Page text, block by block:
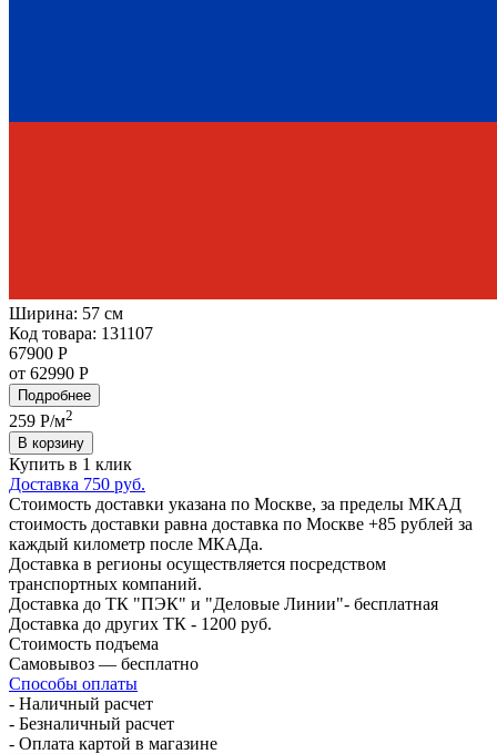
Ширина: 57 см
Код товара: 131107
67900 Р
от 62990 Р
Подробнее
259 Р/м2
В корзину
Купить в 1 клик
Доставка 750 руб.
Стоимость доставки указана по Москве, за пределы МКАД
стоимость доставки равна доставка по Москве +85 рублей за
каждый километр после МКАДа.
Доставка в регионы осуществляется посредством
транспортных компаний.
Доставка до ТК "ПЭК" и "Деловые Линии"- бесплатная
Доставка до других ТК - 1200 руб.
Стоимость подъема
Самовывоз — бесплатно
Способы оплаты
- Наличный расчет
- Безналичный расчет
- Оплата картой в магазине